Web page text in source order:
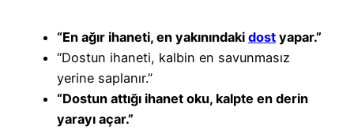
“En ağır ihaneti, en yakınındaki dost yapar.”
“Dostun ihaneti, kalbin en savunmasız
yerine saplanır.”
“Dostun attığı ihanet oku, kalpte en derin
yarayı açar.”